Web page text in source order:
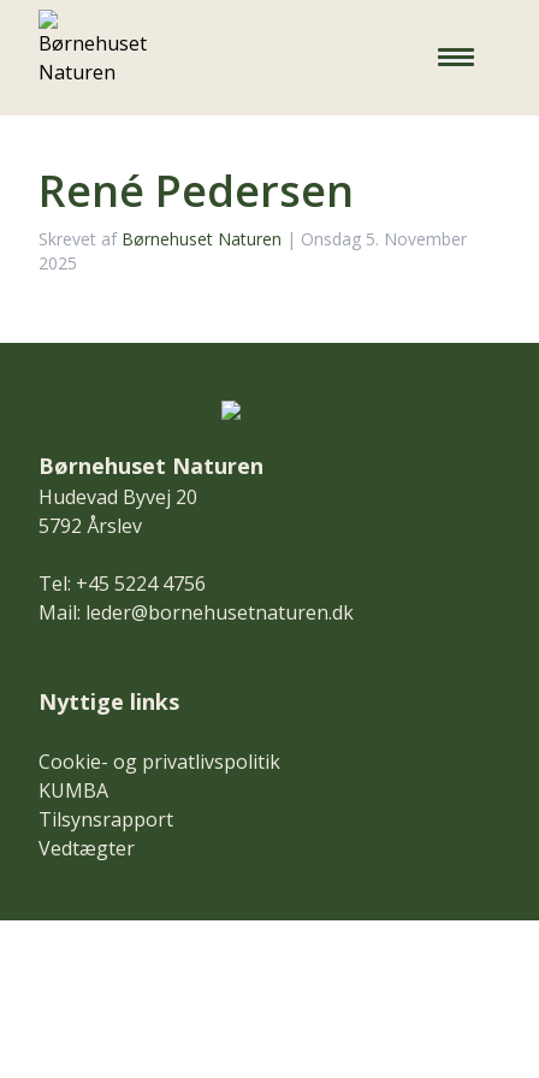
René Pedersen
Skrevet af Børnehuset Naturen | Onsdag 5. November
2025
Børnehuset Naturen
Hudevad Byvej 20
5792 Årslev
Tel: +45 5224 4756
Mail: leder@bornehusetnaturen.dk
Nyttige links
Cookie- og privatlivspolitik
KUMBA
Tilsynsrapport
Vedtægter